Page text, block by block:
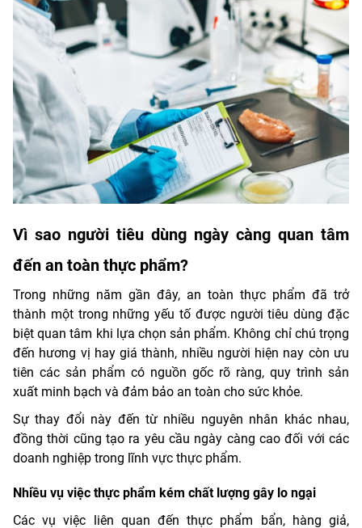
Vì sao người tiêu dùng ngày càng quan tâm
đến an toàn thực phẩm?
Trong những năm gần đây, an toàn thực phẩm đã trở
thành một trong những yếu tố được người tiêu dùng đặc
biệt quan tâm khi lựa chọn sản phẩm. Không chỉ chú trọng
đến hương vị hay giá thành, nhiều người hiện nay còn ưu
tiên các sản phẩm có nguồn gốc rõ ràng, quy trình sản
xuất minh bạch và đảm bảo an toàn cho sức khỏe.
Sự thay đổi này đến từ nhiều nguyên nhân khác nhau,
đồng thời cũng tạo ra yêu cầu ngày càng cao đối với các
doanh nghiệp trong lĩnh vực thực phẩm.
Nhiều vụ việc thực phẩm kém chất lượng gây lo ngại
Các vụ việc liên quan đến thực phẩm bẩn, hàng giả,